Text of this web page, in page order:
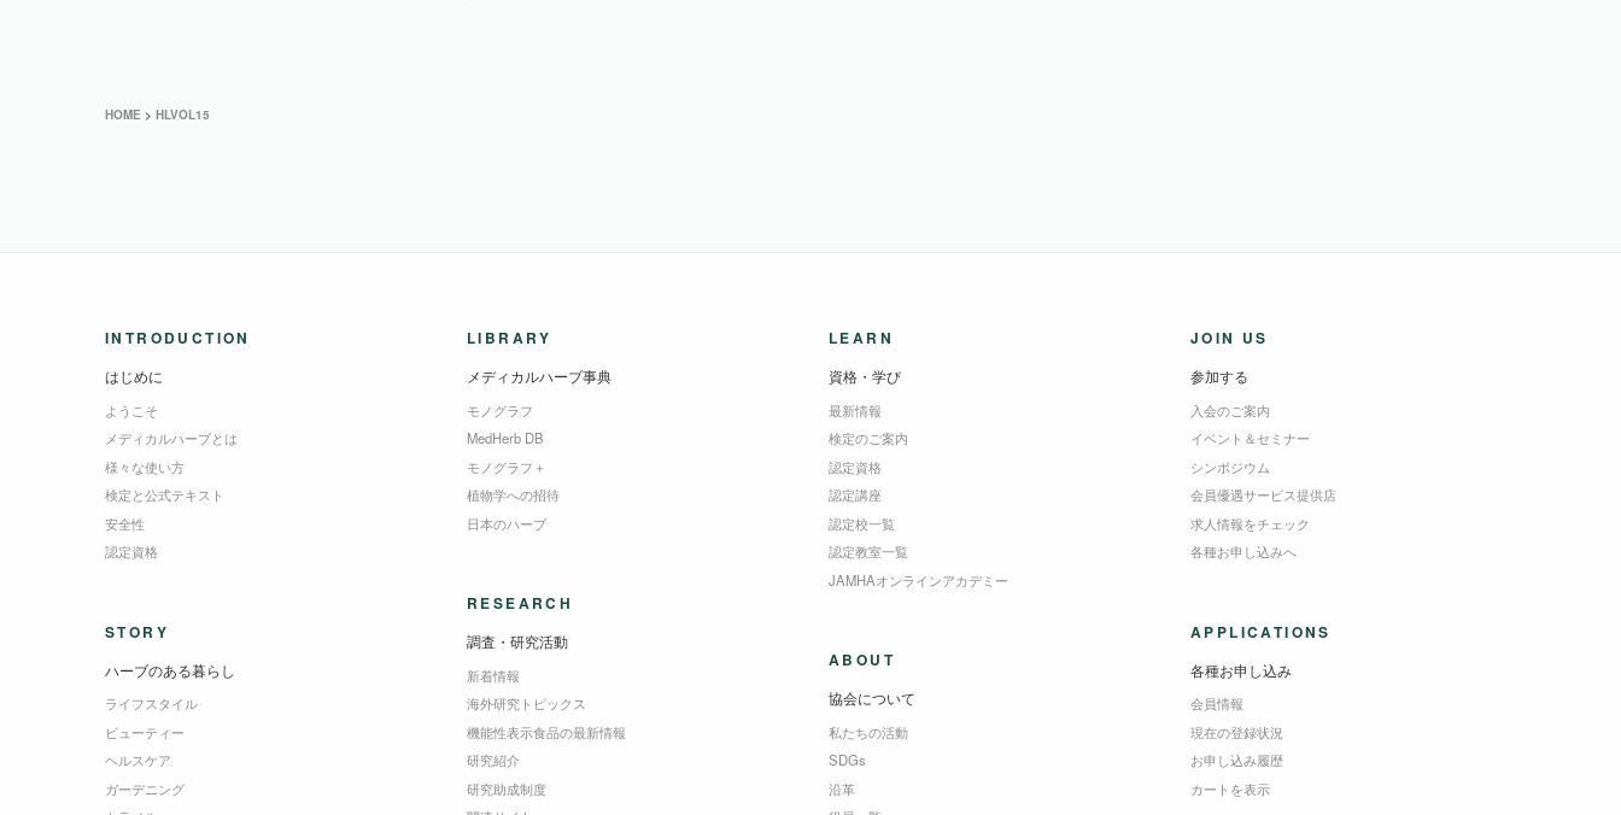
HOME > HLVOL15
INTRODUCTION
はじめに
ようこそ
メディカルハーブとは
様々な使い方
検定と公式テキスト
安全性
認定資格
STORY
ハーブのある暮らし
ライフスタイル
ビューティー
ヘルスケア
ガーデニング
LIBRARY
メディカルハーブ事典
モノグラフ
MedHerb DB
モノグラフ＋
植物学への招待
日本のハーブ
RESEARCH
調査・研究活動
新着情報
海外研究トピックス
機能性表示食品の最新情報
研究紹介
研究助成制度
LEARN
資格・学び
最新情報
検定のご案内
認定資格
認定講座
認定校一覧
認定教室一覧
JAMHAオンラインアカデミー
ABOUT
協会について
私たちの活動
SDGs
沿革
JOIN US
参加する
入会のご案内
イベント＆セミナー
シンポジウム
会員優遇サービス提供店
求人情報をチェック
各種お申し込みへ
APPLICATIONS
各種お申し込み
会員情報
現在の登録状況
お申し込み履歴
カートを表示